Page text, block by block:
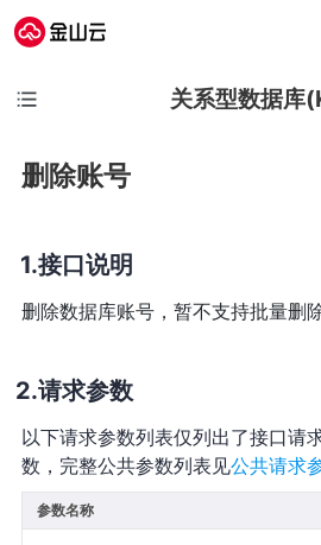
关系型数据库
删除账号
接口说明
删除数据库账号，暂不支持批量删除
请求参数
以下请求参数列表仅列出了接口请
数，完整公共参数列表见公共请求
参数名称